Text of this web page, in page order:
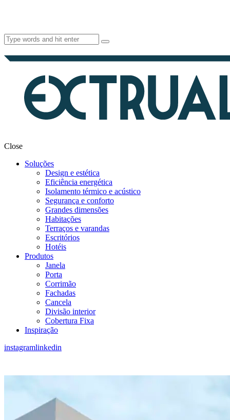
Close
Soluções
Design e estética
Eficiência energética
Isolamento térmico e acústico
Segurança e conforto
Grandes dimensões
Habitações
Terraços e varandas
Escritórios
Hotéis
Produtos
Janela
Porta
Corrimão
Fachadas
Cancela
Divisão interior
Cobertura Fixa
Inspiração
instagramlinkedin